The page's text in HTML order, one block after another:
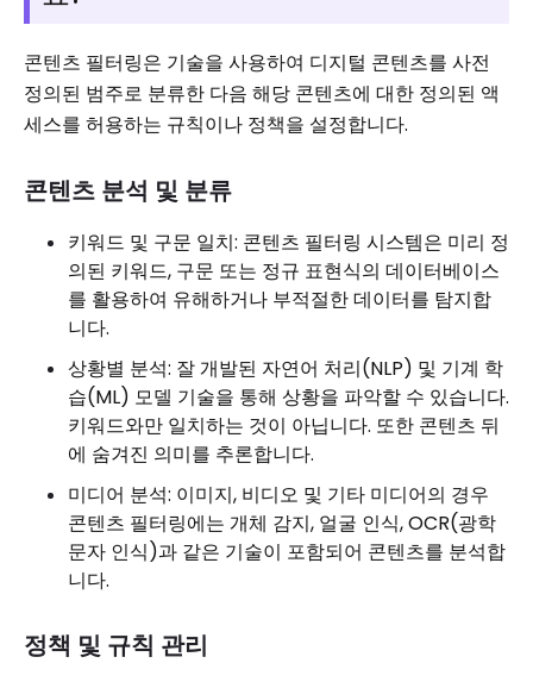
콘텐츠 필터링은 기술을 사용하여 디지털 콘텐츠를 사전
정의된 범주로 분류한 다음 해당 콘텐츠에 대한 정의된 액
세스를 허용하는 규칙이나 정책을 설정합니다.
콘텐츠 분석 및 분류
키워드 및 구문 일치: 콘텐츠 필터링 시스템은 미리 정
의된 키워드, 구문 또는 정규 표현식의 데이터베이스
를 활용하여 유해하거나 부적절한 데이터를 탐지합
니다.
상황별 분석: 잘 개발된 자연어 처리(NLP) 및 기계 학
습(ML) 모델 기술을 통해 상황을 파악할 수 있습니다.
키워드와만 일치하는 것이 아닙니다. 또한 콘텐츠 뒤
에 숨겨진 의미를 추론합니다.
미디어 분석: 이미지, 비디오 및 기타 미디어의 경우
콘텐츠 필터링에는 개체 감지, 얼굴 인식, OCR(광학
문자 인식)과 같은 기술이 포함되어 콘텐츠를 분석합
니다.
정책 및 규칙 관리